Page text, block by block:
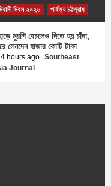
দিবস ২০২৬ পার্বত্য চট্টগ্রাম
মুরগি বেচলেও দিতে হয় চাঁদা,
লেনদেন হাজার কোটি টাকা
4 hours ago Southeast
Journal